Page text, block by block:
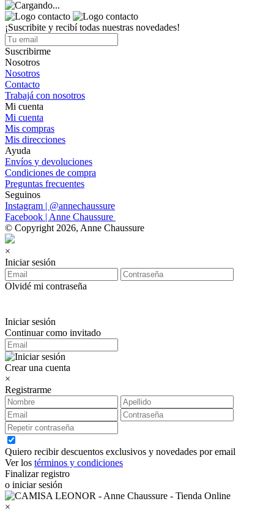
¡Suscribite y recibí todas nuestras novedades!
Suscribirme
Nosotros
Nosotros
Contacto
Trabajá con nosotros
Mi cuenta
Mi cuenta
Mis compras
Mis direcciones
Ayuda
Envíos y devoluciones
Condiciones de compra
Preguntas frecuentes
Seguinos
Instagram | @annechaussure
Facebook | Anne Chaussure
© Copyright 2026, Anne Chaussure
×
Iniciar sesión
Olvidé mi contraseña
Iniciar sesión
Continuar como invitado
Crear una cuenta
×
Registrarme
Quiero recibir descuentos exclusivos y novedades por email
Ver los términos y condiciones
Finalizar registro
o iniciar sesión
×